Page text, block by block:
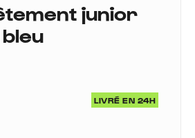
junior
LIVRÉ EN 24H